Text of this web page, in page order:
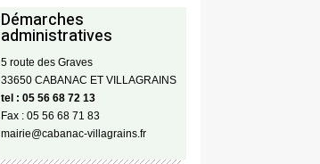
Démarches
administratives
5 route des Graves
33650 CABANAC ET VILLAGRAINS
tel : 05 56 68 72 13
Fax : 05 56 68 71 83
mairie@cabanac-villagrains.fr